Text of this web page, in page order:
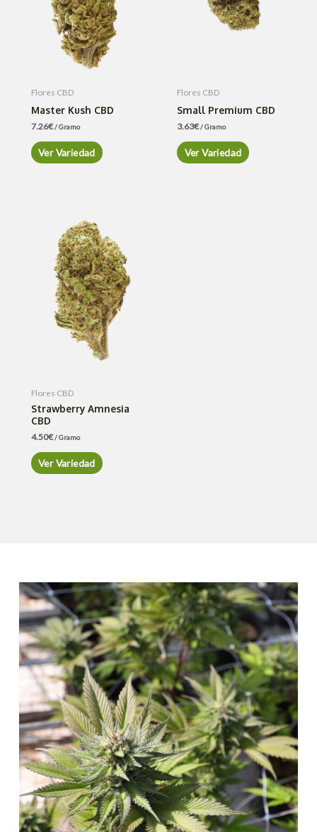
Flores CBD
Master Kush CBD
7.26€/ Gramo
Ver Variedad
Flores CBD
Small Premium CBD
3.63€/ Gramo
Ver Variedad
Flores CBD
Strawberry Amnesia
CBD
4.50€/ Gramo
Ver Variedad